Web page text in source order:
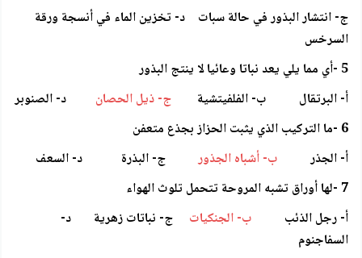
ج- انتشار البذور في حالة سبات د- تخزين الماء في أنسجة ورقة
السرخس
5 -أي مما يلي يعد نباتا وعائيا لا ينتج البذور
أ- البرتقال ب- الفلفيتشية
ج- ذيل الحصان
د- الصنوبر
6 -ما التركيب الذي يثبت الحزاز بجذع متعفن
أ- الجذر
ب- أشباه الجذور
ج- البذرة د- السعف
7 -لها أوراق تشبه المروحة تتحمل تلوث الهواء
أ- رجل الذئب ب- الجنكيات ج- نباتات زهرية د-
السفاجنوم